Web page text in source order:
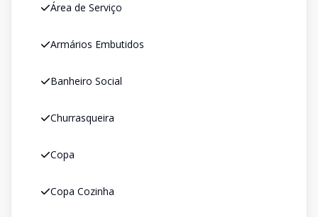
Área de Serviço
Armários Embutidos
Banheiro Social
Churrasqueira
Copa
Copa Cozinha